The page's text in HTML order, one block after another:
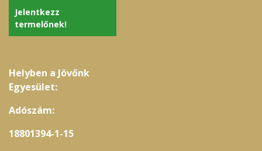
Jelentkezz
termelőnek!
Helyben a Jövőnk
Egyesület:
Adószám:
18801394-1-15